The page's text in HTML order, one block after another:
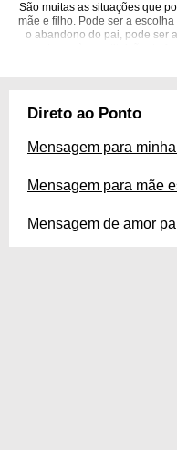
São muitas as situações que
mãe e filho. Pode ser a
o abandono do pai, pode ser
que levou à constituição da
mensagens de amor,
Direto ao Ponto
Mensagem para
Mensagem para mãe
Mensagem de amor